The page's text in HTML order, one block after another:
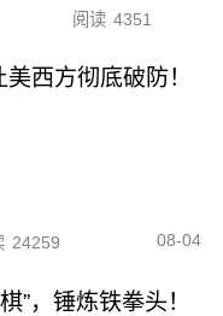
阅读 4351
西方彻底破防！
24259 08-04
”，锤炼铁拳头！